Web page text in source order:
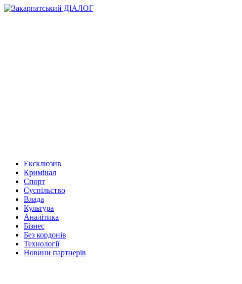
Ексклюзив
Кримінал
Спорт
Суспільство
Влада
Культура
Аналітика
Бізнес
Без кордонів
Технології
Новини партнерів